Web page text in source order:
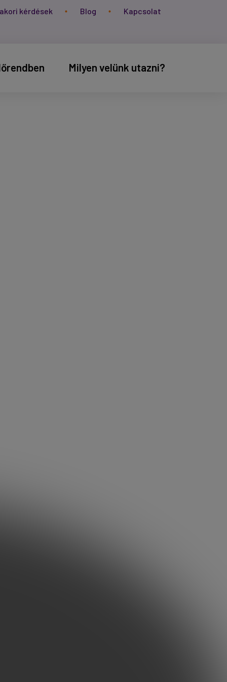
kérdések Blog Kapcsolat
Milyen velünk utazni?